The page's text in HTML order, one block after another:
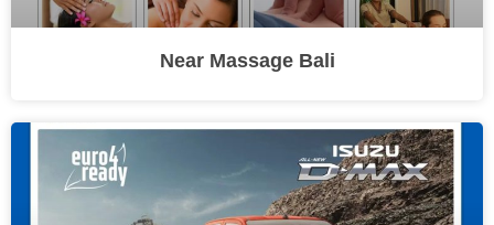
Near Massage Bali